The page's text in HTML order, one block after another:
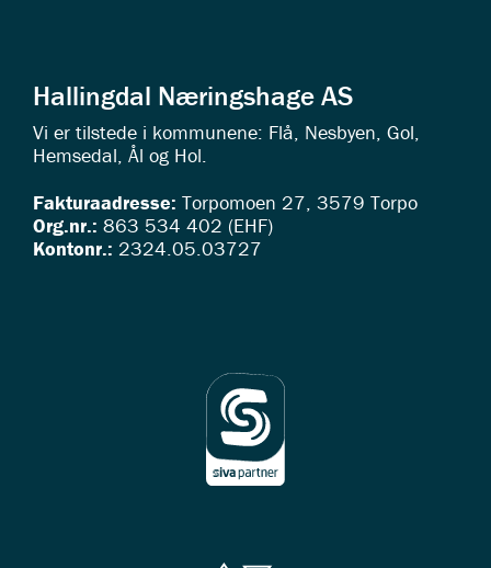
Hallingdal Næringshage AS
Vi er tilstede i kommunene: Flå, Nesbyen, Gol,
Hemsedal, Ål og Hol.
Fakturaadresse: Torpomoen 27, 3579 Torpo
Org.nr.: 863 534 402 (EHF)
Kontonr.: 2324.05.03727